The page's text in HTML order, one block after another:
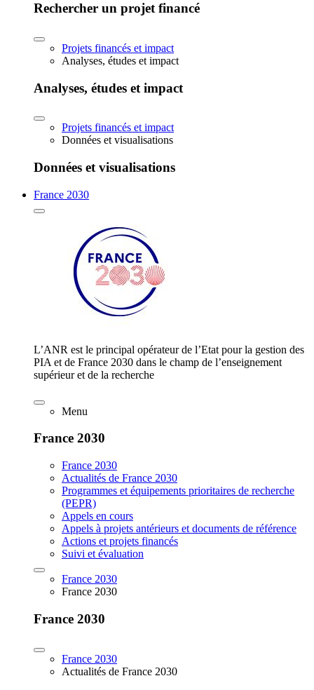
Rechercher un projet financé
Projets financés et impact
Analyses, études et impact
Analyses, études et impact
Projets financés et impact
Données et visualisations
Données et visualisations
France 2030
L’ANR est le principal opérateur de l’Etat pour la gestion des
PIA et de France 2030 dans le champ de l’enseignement
supérieur et de la recherche
Menu
France 2030
France 2030
Actualités de France 2030
Programmes et équipements prioritaires de recherche
(PEPR)
Appels en cours
Appels à projets antérieurs et documents de référence
Actions et projets financés
Suivi et évaluation
France 2030
France 2030
France 2030
France 2030
Actualités de France 2030